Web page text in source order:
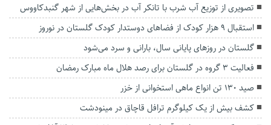
تصویری از توزیع آب شرب با تانکر آب در بخش‌هایی از شهر گنبدکاووس
استقبال ۹ هزار کودک از فضاهای دوستدار کودک گلستان در نوروز
گلستان در روزهای پایانی سال، بارانی و سرد می‌شود
فعالیت ۳ گروه در گلستان برای رصد هلال ماه مبارک رمضان
صید ۱۳۰ تن انواع ماهی استخوانی از خزر
کشف بیش از یک کیلوگرم ترافل قاچاق در مینودشت